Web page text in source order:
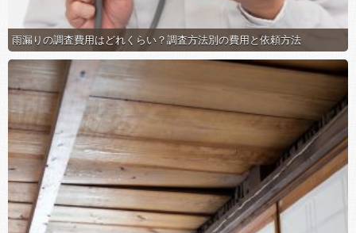
雨漏りの調査費用はどれくらい？調査方法別の費用と依頼方法